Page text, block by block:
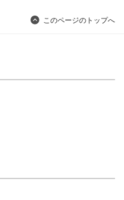
このページのトップへ